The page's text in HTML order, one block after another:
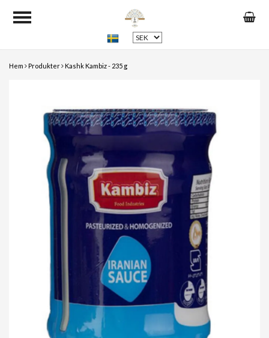
Hem Produkter Kashk Kambiz - 235 g